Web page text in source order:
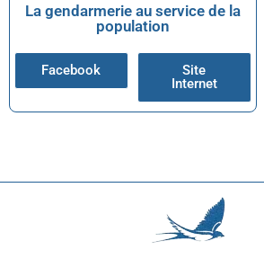
La gendarmerie au service de la
population
Facebook
Site
Internet